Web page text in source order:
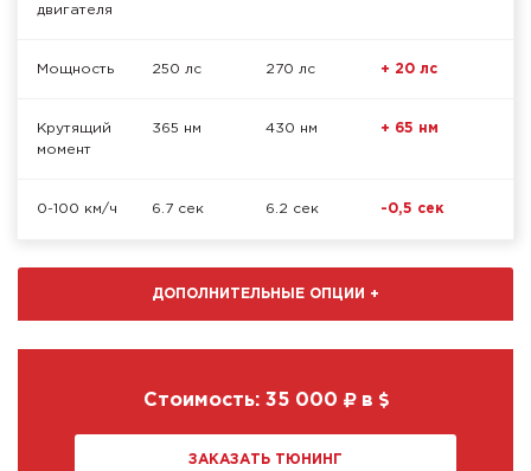
двигателя
Мощность 250 лс 270 лс + 20 лс
Крутящий
момент
365 нм 430 нм + 65 нм
0-100 км/ч 6.7 сек 6.2 сек -0,5 сек
ДОПОЛНИТЕЛЬНЫЕ ОПЦИИ +
Стоимость: 35 000 в
ЗАКАЗАТЬ ТЮНИНГ